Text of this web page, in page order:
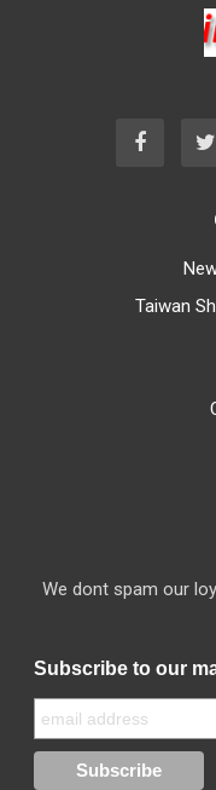
Taiwan
We dont spam our
Subscribe to our